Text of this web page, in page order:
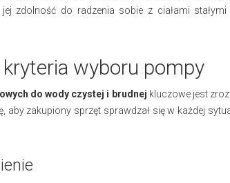
zdolność do radzenia sobie z ciałami
wyboru pompy
do wody czystej i brudnej kluczowe jest
aby zakupiony sprzęt sprawdzał się w każdej